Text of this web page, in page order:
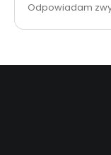
Odpowiadam